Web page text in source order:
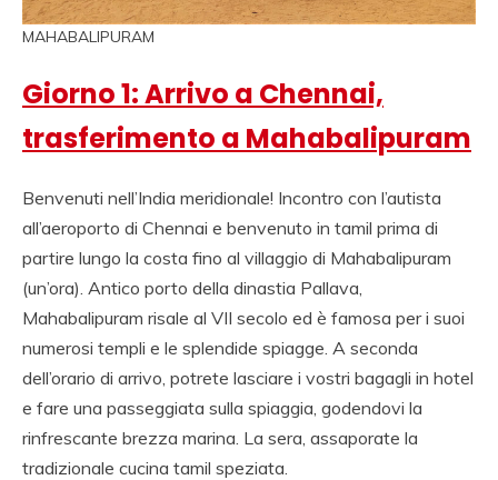
MAHABALIPURAM
Giorno 1: Arrivo a Chennai,
trasferimento a Mahabalipuram
Benvenuti nell’India meridionale! Incontro con l’autista
all’aeroporto di Chennai e benvenuto in tamil prima di
partire lungo la costa fino al villaggio di Mahabalipuram
(un’ora). Antico porto della dinastia Pallava,
Mahabalipuram risale al VII secolo ed è famosa per i suoi
numerosi templi e le splendide spiagge. A seconda
dell’orario di arrivo, potrete lasciare i vostri bagagli in hotel
e fare una passeggiata sulla spiaggia, godendovi la
rinfrescante brezza marina. La sera, assaporate la
tradizionale cucina tamil speziata.